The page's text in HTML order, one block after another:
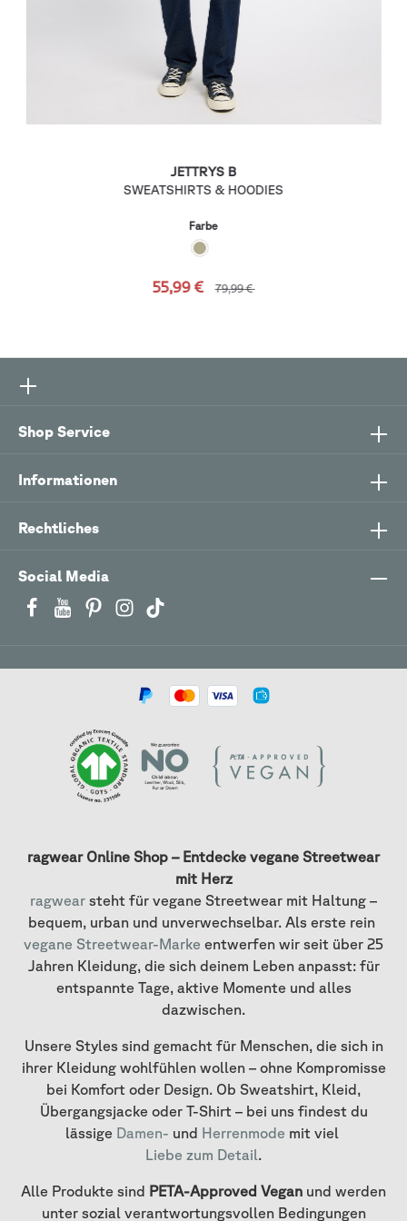
JETTRYS B
SWEATSHIRTS & HOODIES
Farbe
55,99 € 79,99 €
Social Media
Shop Service
Informationen
Rechtliches
ragwear Online Shop – Entdecke vegane Streetwear
mit Herz
ragwear steht für vegane Streetwear mit Haltung –
bequem, urban und unverwechselbar. Als erste rein
vegane Streetwear-Marke entwerfen wir seit über 25
Jahren Kleidung, die sich deinem Leben anpasst: für
entspannte Tage, aktive Momente und alles
dazwischen.
Unsere Styles sind gemacht für Menschen, die sich in
ihrer Kleidung wohlfühlen wollen – ohne Kompromisse
bei Komfort oder Design. Ob Sweatshirt, Kleid,
Übergangsjacke oder T-Shirt – bei uns findest du
lässige Damen- und Herrenmode mit viel
Liebe zum Detail.
Alle Produkte sind PETA-Approved Vegan und werden
unter sozial verantwortungsvollen Bedingungen